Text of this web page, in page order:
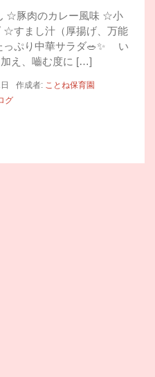
☆豚肉のカレー風味 ☆小
☆すまし汁（厚揚げ、万能
ぷり中華サラダ🥗✨ い
え、嚙む度に […]
作成者: ことね保育園
グ